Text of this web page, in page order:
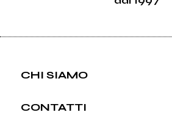
CHI SIAMO
CONTATTI